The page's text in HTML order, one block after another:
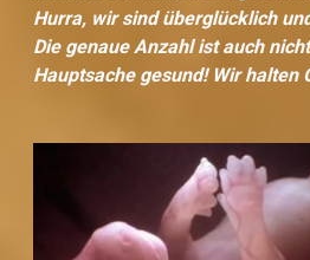
Hurra, wir sind überglücklich
Die genaue Anzahl ist auch
Hauptsache gesund! Wir halten